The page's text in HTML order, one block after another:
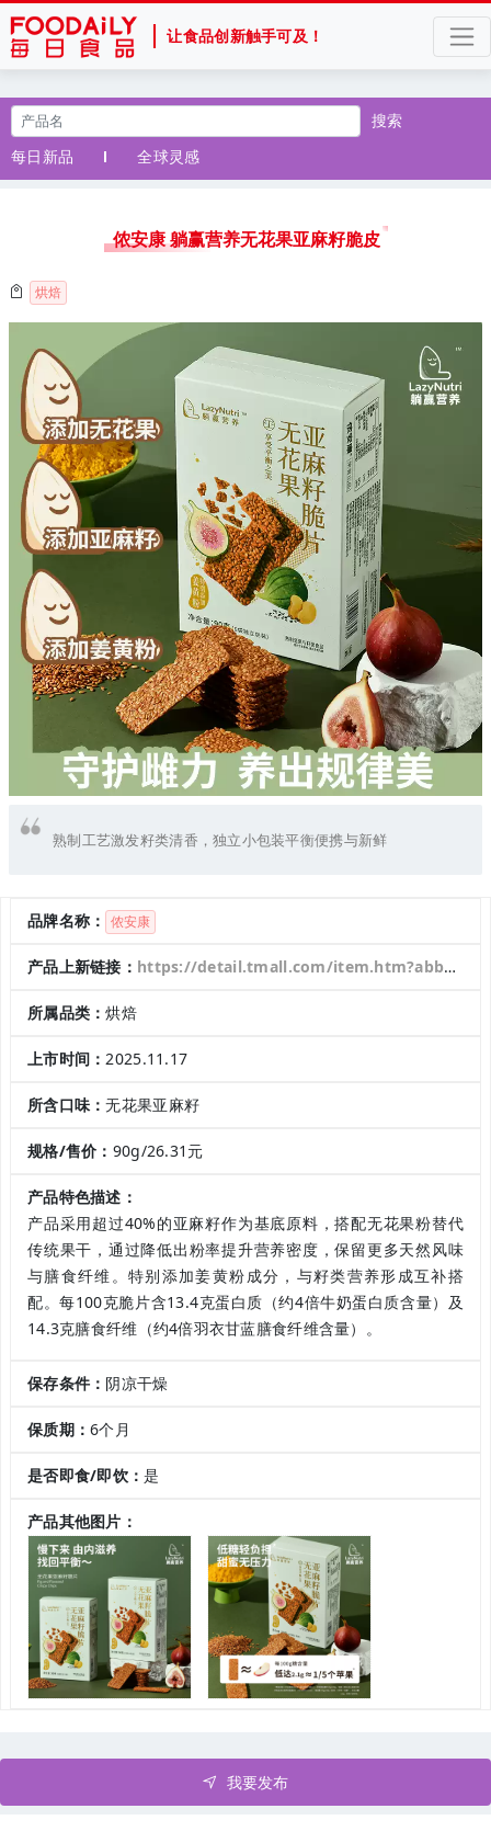
让食品创新触手可及！
搜索
每日新品
全球灵感
侬安康 躺赢营养无花果亚麻籽脆皮
烘焙
熟制工艺激发籽类清香，独立小包装平衡便携与新鲜
品牌名称： 侬安康
产品上新链接： https://detail.tmall.com/item.htm?abbucket=8&id=987047702167&mi_id=0000pEkXftBdGh91K-hJWMRFbDj1hKj_oxivrJudPFVd8PA&ns=1&priceTId=213e096417631708858528457e179f&skuId=6132436214347&spm=a21n57.1.hoverItem.2&utparam=%7B%22aplus_abtest%22%3A%226474ba1c40a763a0db5f68f1d9422e7f%22%7D&xxc=taobaoSearch
所属品类：烘焙
上市时间：2025.11.17
所含口味：无花果亚麻籽
规格/售价： 90g/26.31元
产品特色描述：
产品采用超过40%的亚麻籽作为基底原料，搭配无花果粉替代
传统果干，通过降低出粉率提升营养密度，保留更多天然风味
与膳食纤维。特别添加姜黄粉成分，与籽类营养形成互补搭
配。每100克脆片含13.4克蛋白质（约4倍牛奶蛋白质含量）及
14.3克膳食纤维（约4倍羽衣甘蓝膳食纤维含量）。
保存条件： 阴凉干燥
保质期：6个月
是否即食/即饮：是
产品其他图片：
我要发布